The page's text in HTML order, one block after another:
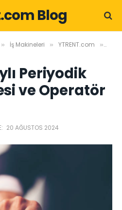
Blog
» İş Makineleri » YTRENT.com »
Periyodik
ve Operatör
20 AĞUSTOS 2024